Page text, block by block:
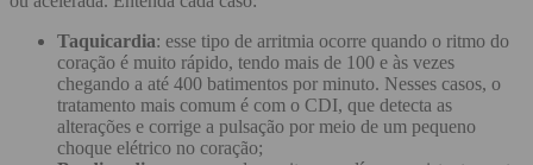
Taquicardia: esse tipo de arritmia ocorre quando o ritmo do
coração é muito rápido, tendo mais de 100 e às vezes
chegando a até 400 batimentos por minuto. Nesses casos, o
tratamento mais comum é com o CDI, que detecta as
alterações e corrige a pulsação por meio de um pequeno
choque elétrico no coração;